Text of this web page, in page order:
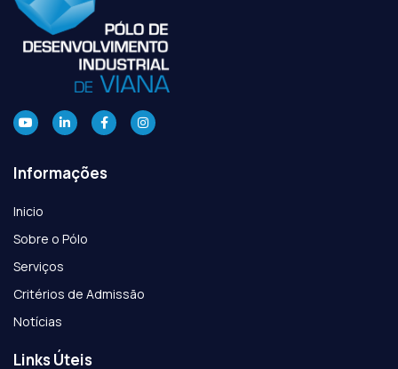
Informações
Inicio
Sobre o Pólo
Serviços
Critérios de Admissão
Notícias
Links Úteis